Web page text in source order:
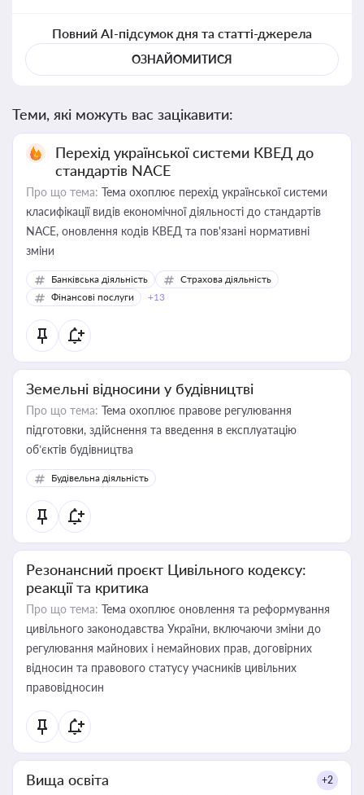
Повний AI-підсумок дня та статті-джерела
ОЗНАЙОМИТИСЯ
Теми, які можуть вас зацікавити:
Перехід української системи КВЕД до
стандартів NACE
Про що тема: Тема охоплює перехід української системи
класифікації видів економічної діяльності до стандартів
NACE, оновлення кодів КВЕД та пов'язані нормативні
зміни
Банківська діяльність
Страхова діяльність
Фінансові послуги
+13
Земельні відносини у будівництві
Про що тема: Тема охоплює правове регулювання
підготовки, здійснення та введення в експлуатацію
об’єктів будівництва
Будівельна діяльність
Резонансний проєкт Цивільного кодексу:
реакції та критика
Про що тема: Тема охоплює оновлення та реформування
цивільного законодавства України, включаючи зміни до
регулювання майнових і немайнових прав, договірних
відносин та правового статусу учасників цивільних
правовідносин
Вища освіта +2